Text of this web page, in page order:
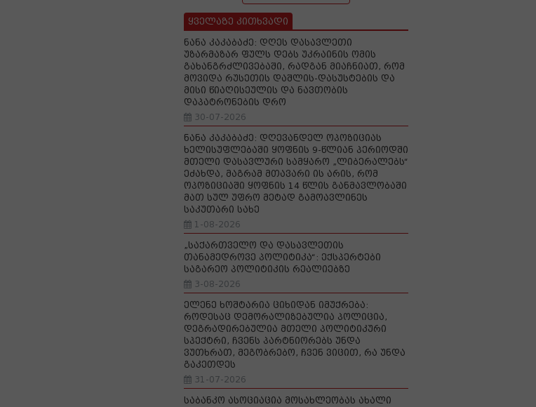
ყველაზე კითხვადი
ნანა კაკაბაძე: დღეს დასავლეთი
უზარმაზარ ფულს დებს უკრაინის ომის
გახანგრძლივებაში, რადგან მიაჩნიათ, რომ
მოვიდა რუსეთის დაშლის-დასუსტების და
მისი წიაღისეულის და ნავთობის
დაპატრონების დრო
30-07-2026
ნანა კაკაბაძე: დღევანდელ ოპოზიციას
ხელისუფლებაში ყოფნის 9-წლიან პერიოდში
მთელი დასავლური სამყარო „ლიბერალებს“
ეძახდა, მაგრამ მთავარი ის არის, რომ
ოპოზიციაში ყოფნის 14 წლის განმავლობაში
მათ სულ უფრო მეტად გამოავლინეს
საკუთარი სახე
1-08-2026
„საქართველო და დასავლეთის
თანამედროვე პოლიტიკა“: ექსპერტები
საგარეო პოლიტიკის რეალიებზე
3-08-2026
ელენე ხოშტარია ციხიდან იმუქრება:
როდესაც დემორალიზებულია პოლიცია,
დეგრადირებულია მთელი პოლიტიკური
სპექტრი, ჩვენს პარტნიორებს უნდა
ვუთხრათ, მეგობრებო, ჩვენ ვიცით, რა უნდა
გაკეთდეს
31-07-2026
საბანკო ასოციაცია მოსახლეობას ახალი